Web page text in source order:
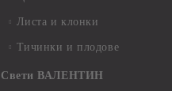
Листа и клонки
Тичинки и плодове
Свети ВАЛЕНТИН